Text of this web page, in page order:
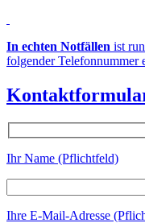
In echten Notfällen ist
folgender Telefonnummer
Ihr Name (Pflichtfeld)
Ihre E-Mail-Adresse